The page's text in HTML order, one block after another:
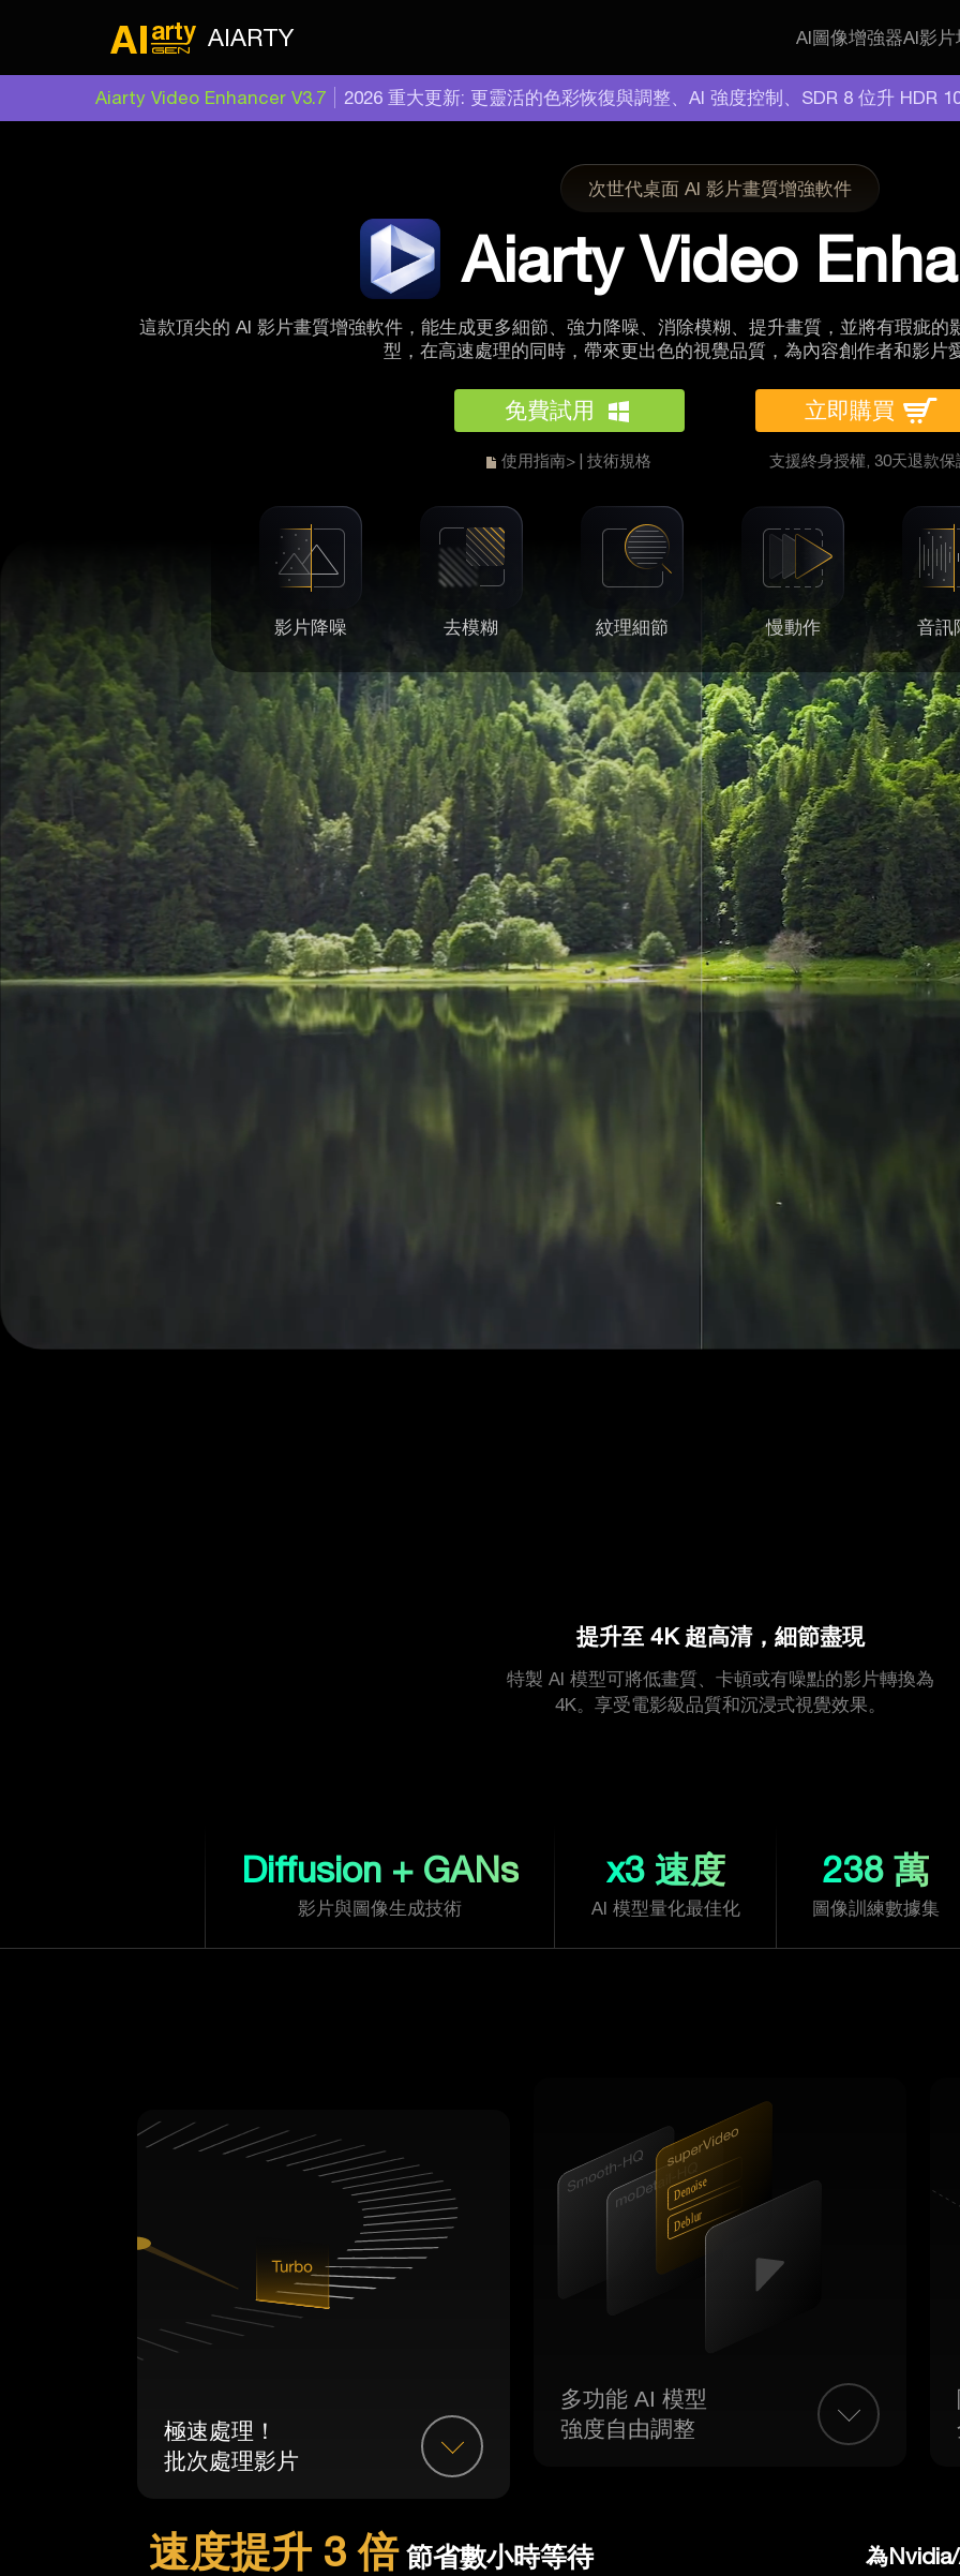
AIARTY AI圖像增強器AI影
Aiarty Video Enhancer V3.7 2026 重大更新: 更靈活的色彩恢復與調整、AI 強度控制、SDR 8 位升 HDR
次世代桌面 AI 影片畫質增強軟件
Aiarty Video
這款頂尖的 AI 影片畫質增強軟件，能生成更多細節、強力降噪、消除模糊、提升畫質，並將有瑕疵的
型，在高速處理的同時，帶來更出色的視覺品質，為內容創作者和影片
免費試用
使用指南> |技術規格
立即購買
支援終身授權, 30天退款保
影片降噪 去模糊 紋理細節 慢動作 音訊
提升至 4K 超高清，細節盡現
特製 AI 模型可將低畫質、卡頓或有噪點的影片轉換為
4K。享受電影級品質和沉浸式視覺效果。
Diffusion + GANs
影片與圖像生成技術
x3 速度
AI 模型量化最佳化
238 萬
圖像訓練數據集
極速處理！
批次處理影片
Denoise
Deblur
多功能 AI 模型
強度自由調整
速度提升 3 倍節省數小時等待 為